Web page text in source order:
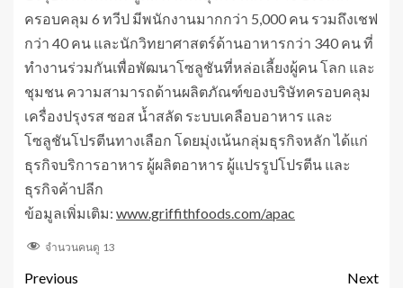
ครอบคลุม 6 ทวีป มีพนักงานมากกว่า 5,000 คน รวมถึงเชฟ
กว่า 40 คน และนักวิทยาศาสตร์ด้านอาหารกว่า 340 คน ที่
ทำงานร่วมกันเพื่อพัฒนาโซลูชันที่หล่อเลี้ยงผู้คน โลก และ
ชุมชน ความสามารถด้านผลิตภัณฑ์ของบริษัทครอบคลุม
เครื่องปรุงรส ซอส น้ำสลัด ระบบเคลือบอาหาร และ
โซลูชันโปรตีนทางเลือก โดยมุ่งเน้นกลุ่มธุรกิจหลัก ได้แก่
ธุรกิจบริการอาหาร ผู้ผลิตอาหาร ผู้แปรรูปโปรตีน และ
ธุรกิจค้าปลีก
ข้อมูลเพิ่มเติม: www.griffithfoods.com/apac
จำนวนคนดู 13
Previous
Next